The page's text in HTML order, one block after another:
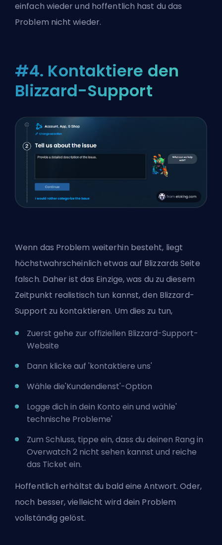
einfach wieder und hoffentlich hast du das
Problem nicht wieder.
#4. Kontaktiere den
Blizzard-Support
Wenn das Problem weiterhin besteht, liegt
höchstwahrscheinlich etwas auf Blizzards Seite
falsch. Daher ist das Einzige, was du zu diesem
Zeitpunkt realistisch tun kannst, den Blizzard-
Support zu kontaktieren. Um dies zu tun,
Zuerst gehe zur offiziellen Blizzard-Support-
Website
Dann klicke auf 'kontaktiere uns'
Wähle die'Kundendienst'-Option
Logge dich in dein Konto ein und wähle'
technische Probleme'
Zum Schluss, tippe ein, dass du deinen Rang in
Overwatch 2 nicht sehen kannst und reiche
das Ticket ein.
Hoffentlich erhältst du bald eine Antwort. Oder,
noch besser, vielleicht wird dein Problem
vollständig gelöst.